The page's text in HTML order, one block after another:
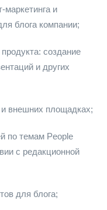
маркетинга и
блога компании;
создание
и других
и внешних площадках;
по темам People
с редакционной
для блога;